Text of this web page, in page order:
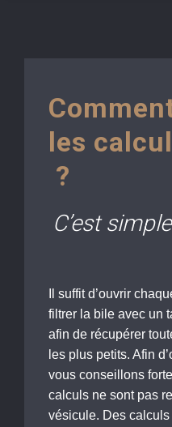
les
?
C’est
Il suffit d’ouvrir
filtrer la bile avec un
afin de récupérer
les plus petits. Afin
vous conseillons
calculs ne sont pas
vésicule. Des